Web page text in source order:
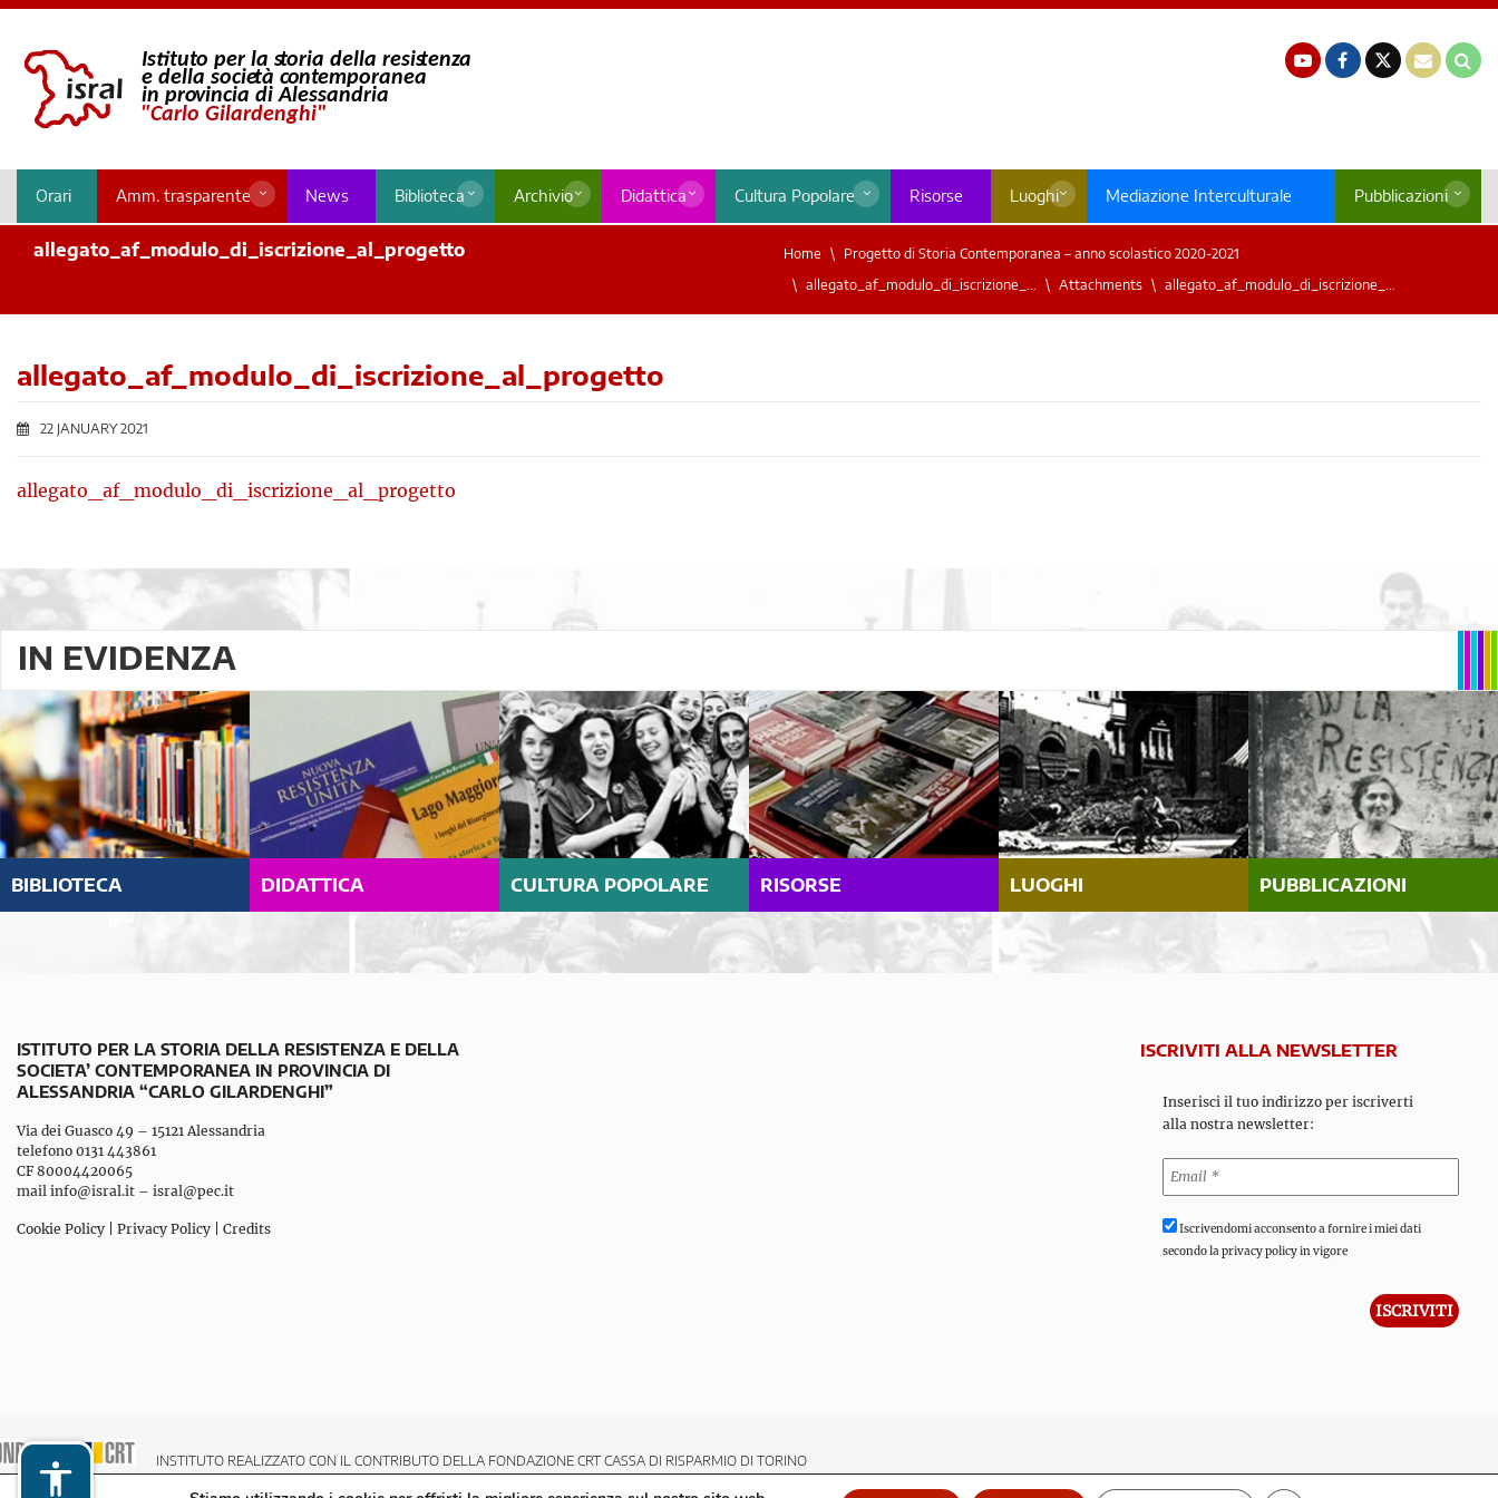
Orari Amm. trasparente News Biblioteca Archivio Didattica Cultura Popolare Risorse Luoghi Mediazione Interculturale Pubblicazioni
allegato_af_modulo_di_iscrizione_al_progetto Home
Progetto di Storia Contemporanea – anno scolastico 2020-2021
allegato_af_modulo_di_iscrizione_...
Attachments allegato_af_modulo_di_iscrizione_...
allegato_af_modulo_di_iscrizione_al_progetto
22 JANUARY 2021
allegato_af_modulo_di_iscrizione_al_progetto
IN EVIDENZA
BIBLIOTECA DIDATTICA CULTURA POPOLARE RISORSE LUOGHI PUBBLICAZIONI
ISTITUTO PER LA STORIA DELLA RESISTENZA E DELLA
SOCIETA’ CONTEMPORANEA IN PROVINCIA DI
ALESSANDRIA “CARLO GILARDENGHI”
Via dei Guasco 49 – 15121 Alessandria
telefono 0131 443861
CF 80004420065
mail info@isral.it – isral@pec.it
Cookie Policy Privacy Policy Credits
ISCRIVITI ALLA NEWSLETTER
Inserisci il tuo indirizzo per iscriverti
alla nostra newsletter:
Iscrivendomi acconsento a fornire i miei dati
secondo la privacy policy in vigore
INSTITUTO REALIZZATO CON IL CONTRIBUTO DELLA FONDAZIONE CRT CASSA DI RISPARMIO DI TORINO